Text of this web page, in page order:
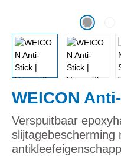
WEICON
Verspuitbaar
slijtagebescherming